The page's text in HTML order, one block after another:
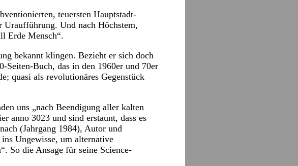
teuersten Hauptstadt-
Uraufführung. Und nach Höchstem,
Erde Mensch“.
bekannt klingen. Bezieht er sich doch
Seiten-Buch, das in den 1960er und 70er
quasi als revolutionäres Gegenstück
uns „nach Beendigung aller kalten
anno 3023 und sind erstaunt, dass es
(Jahrgang 1984), Autor und
Ungewisse, um alternative
So die Ansage für seine Science-